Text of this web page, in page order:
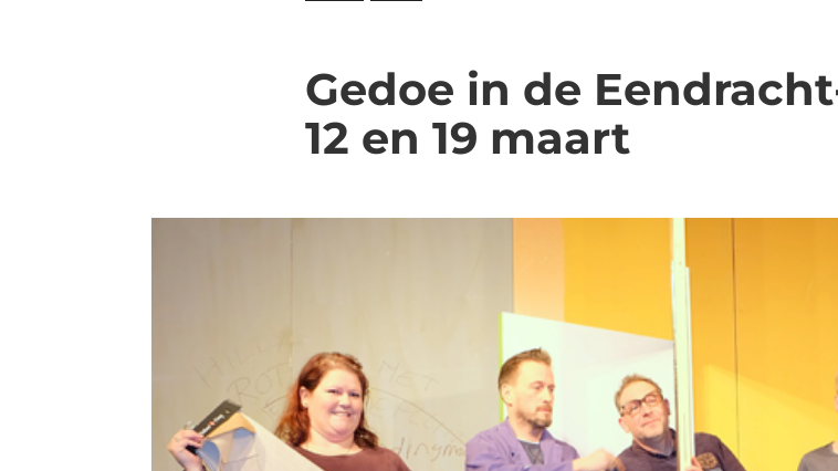
Gedoe in de
12 en 19 maart